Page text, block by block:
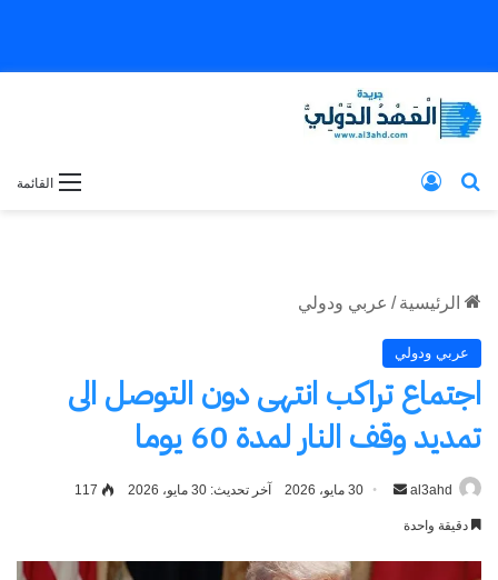
القائمة بحث عن
الرئيسية / عربي ودولي
عربي ودولي
اجتماع تراكب انتهى دون التوصل الى
تمديد وقف النار لمدة 60 يوما
al3ahd
أرسل30 مايو، 2026 آخر تحديث: 30 مايو، 2026 117
دقيقة واحدة